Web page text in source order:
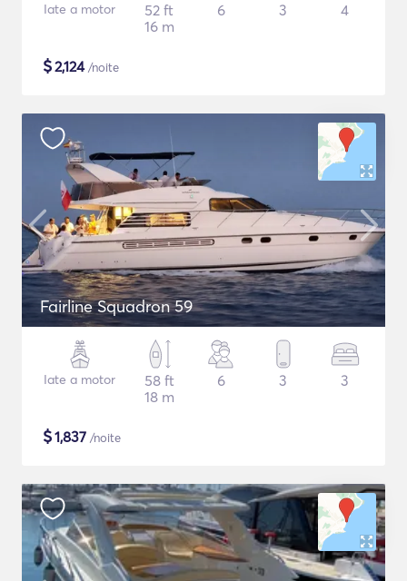
Iate a motor
52 ft
16 m
6 3 4
$2,124/noite
Fairline Squadron 59
Iate a motor
58 ft
18 m
6 3 3
$1,837 /noite